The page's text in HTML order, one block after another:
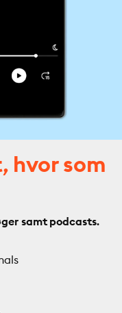
hvor som
samt podcasts.